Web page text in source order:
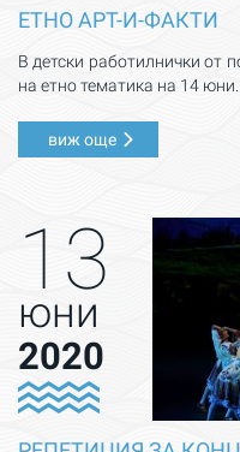
ЕТНО АРТ-И-ФАКТИ
В детски работилнички от
на етно тематика на 14 юни.
виж още
13
юни
2020